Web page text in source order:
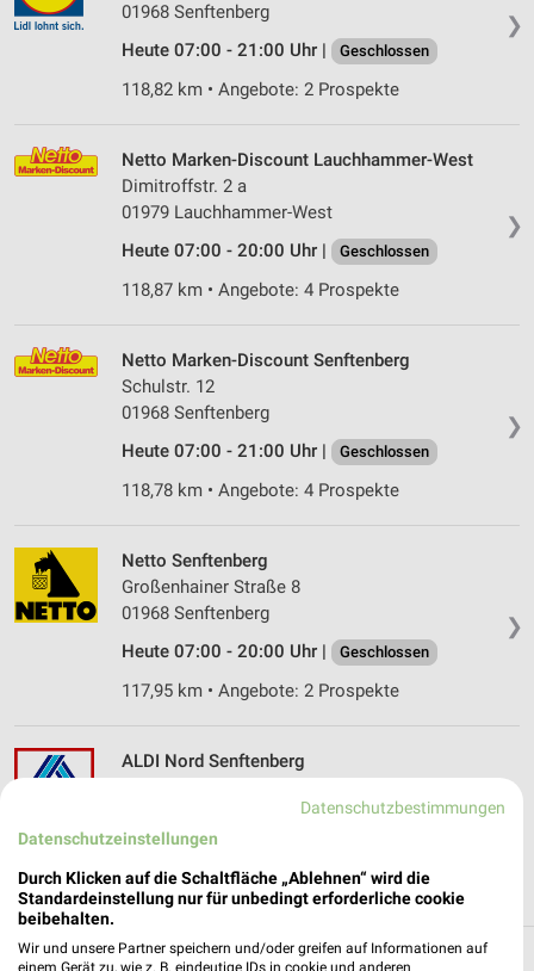
❯
01968 Senftenberg
Heute 07:00 - 21:00 Uhr |
Geschlossen
118,82 km • Angebote: 2 Prospekte
❯
Netto Marken-Discount Lauchhammer-West
Dimitroffstr. 2 a
01979 Lauchhammer-West
Heute 07:00 - 20:00 Uhr |
Geschlossen
118,87 km • Angebote: 4 Prospekte
❯
Netto Marken-Discount Senftenberg
Schulstr. 12
01968 Senftenberg
Heute 07:00 - 21:00 Uhr |
Geschlossen
118,78 km • Angebote: 4 Prospekte
❯
Netto Senftenberg
Großenhainer Straße 8
01968 Senftenberg
Heute 07:00 - 20:00 Uhr |
Geschlossen
117,95 km • Angebote: 2 Prospekte
ALDI Nord Senftenberg
Heute 07:00 - 21:00 Uhr |
118,11 km • Angebote: 4 Prospekte
Datenschutzbestimmungen
Datenschutzeinstellungen
Durch Klicken auf die Schaltfläche „Ablehnen“ wird die
Standardeinstellung nur für unbedingt erforderliche cookie
beibehalten.
Wir und unsere Partner speichern und/oder greifen auf Informationen auf
einem Gerät zu, wie z. B. eindeutige IDs in cookie und anderen